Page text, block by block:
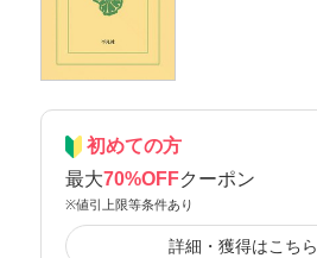
初めての方
最大70%OFFクーポン
※値引上限等条件あり
詳細・獲得はこちら